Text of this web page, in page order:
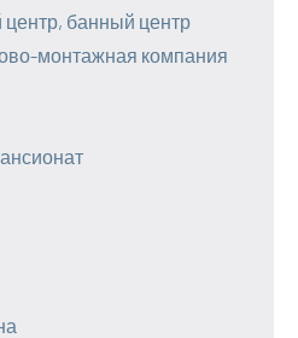
банный центр
монтажная компания